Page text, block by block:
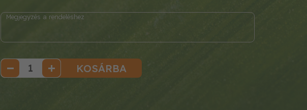
KOSÁRBA